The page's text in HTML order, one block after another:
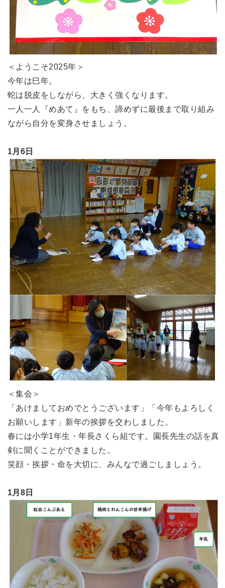
＜ようこそ2025年＞
今年は巳年。
蛇は脱皮をしながら、大きく強くなります。
一人一人『めあて』をもち、諦めずに最後まで取り組み
ながら自分を変身させましょう。
1月6日
＜集会＞
「あけましておめでとうございます」「今年もよろしく
お願いします」新年の挨拶を交わしました。
春には小学1年生・年長さくら組です。園長先生の話を真
剣に聞くことができました。
笑顔・挨拶・命を大切に、みんなで過ごしましょう。
1月8日